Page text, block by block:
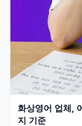
화상영어 업체,
지 기준